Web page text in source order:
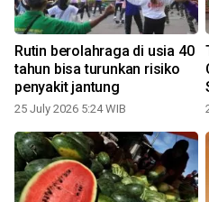
Rutin berolahraga di usia 40
tahun bisa turunkan risiko
penyakit jantung
25 July 2026 5:24 WIB